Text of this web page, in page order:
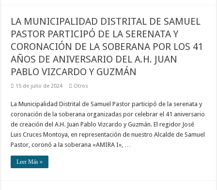
LA MUNICIPALIDAD DISTRITAL DE SAMUEL
PASTOR PARTICIPÓ DE LA SERENATA Y
CORONACIÓN DE LA SOBERANA POR LOS 41
AÑOS DE ANIVERSARIO DEL A.H. JUAN
PABLO VIZCARDO Y GUZMÁN
15 de julio de 2024 Otros
La Municipalidad Distrital de Samuel Pastor participó de la serenata y
coronación de la soberana organizadas por celebrar el 41 aniversario
de creación del A.H. Juan Pablo Vizcardo y Guzmán. El regidor José
Luis Cruces Montoya, en representación de nuestro Alcalde de Samuel
Pastor, coronó a la soberana «AMIRA I», …
Leer Más »